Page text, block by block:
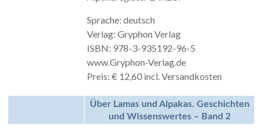
Sprache: deutsch
Verlag: Gryphon Verlag
ISBN: 978-3-935192-96-5
www.Gryphon-Verlag.de
Preis: € 12,60 incl. Versandkosten
Über Lamas und Alpakas. Geschichten
und Wissenswertes – Band 2